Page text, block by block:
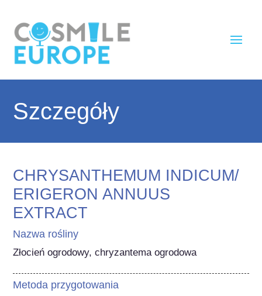
Szczegóły
CHRYSANTHEMUM INDICUM/
ERIGERON ANNUUS
EXTRACT
Nazwa rośliny
Złocień ogrodowy, chryzantema ogrodowa
Metoda przygotowania